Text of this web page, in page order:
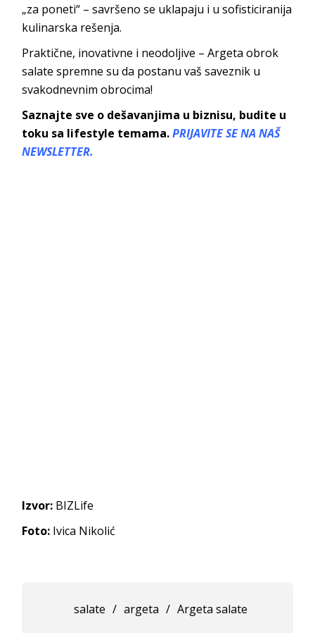
„za poneti“ – savršeno se uklapaju i u sofisticiranija
kulinarska rešenja.
Praktične, inovativne i neodoljive – Argeta obrok
salate spremne su da postanu vaš saveznik u
svakodnevnim obrocima!
Saznajte sve o dešavanjima u biznisu, budite u
toku sa lifestyle temama.PRIJAVITE SE NA NAŠ
NEWSLETTER.
Izvor: BIZLife
Foto: Ivica Nikolić
salate / argeta / Argeta salate